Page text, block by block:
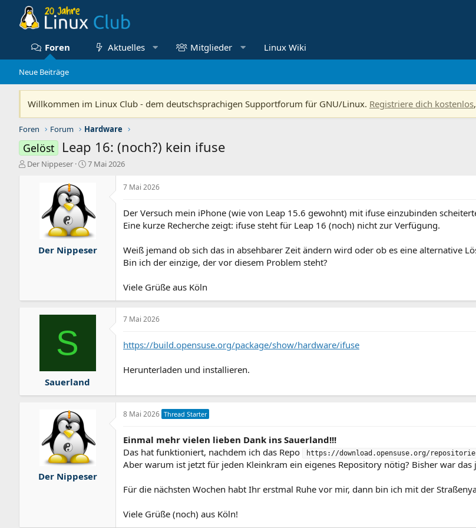
Foren Aktuelles Mitglieder Linux Wiki
Neue Beiträge
Willkommen im Linux Club - dem deutschsprachigen Supportforum für GNU/Linux. Registriere dich kostenlos
Foren Forum Hardware
Gelöst Leap 16: (noch?) kein ifuse
E
Der Nippeser
E
e
l
l
t
a
7 Mai 2026
Der Nippeser
7 Mai 2026
Der Versuch mein iPhone (wie von Leap 15.6 gewohnt) mit ifuse einzubinden
Eine kurze Recherche zeigt: ifuse steht für Leap 16 (noch) nicht zur Verfügung.
Weiß jemand ob sich das in absehbarer Zeit ändern wird oder ob es eine alternative
Bin ich der einzige, der vor diesem Problem steht?
Viele Grüße aus Köln
S
Sauerland
7 Mai 2026
https://build.opensuse.org/package/show/hardware/ifuse
Herunterladen und installieren.
Der Nippeser
8 Mai 2026 Thread Starter
Einmal mehr vielen lieben Dank ins Sauerland!!!
Das hat funktioniert, nachdem ich das Repo
https://download.opensuse.org/
Aber warum ist jetzt für jeden Kleinkram ein eigenes Repository nötig? Bisher war
Für die nächsten Wochen habt Ihr erstmal Ruhe vor mir, dann bin ich mit der
Viele Grüße (noch) aus Köln!